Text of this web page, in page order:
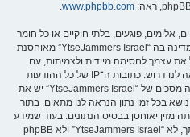
www.phpbb.com
.
אלימים, פוגעים, בלתי חוקיים או כל חומר
אחר אשר שנוי במחלוקת במדינה שלך, במדינה בה “YtseJammers Israel” מאוחסנת
עצמך לחסימה מיידית ולצמיתות, עם
הודעה לספק שירות האינטרנט אם זה יראה לנו דרוש. כתובות ה־IP של כל ההודעות
נשמרות כדי לעזור בכפיית תנאים אלו. אתה מסכים של “YtseJammers Israel” יש את
בכל זמן נתון הנראה לנו מתאים. בתור
יאוחסן בבסיס הנתונים. בעוד שמידע
זה לא ייחשף לשום צד שלישי ללא הסכמתך, לא “YtseJammers Israel” ולא phpBB